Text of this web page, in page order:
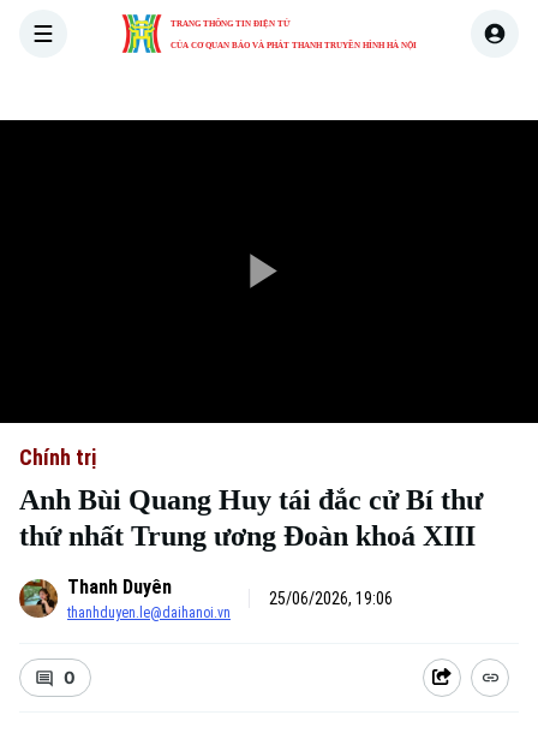
TRANG THÔNG TIN ĐIỆN TỬ
CỦA CƠ QUAN BÁO VÀ PHÁT THANH TRUYỀN HÌNH HÀ NỘI
Chính trị
Anh Bùi Quang Huy tái đắc cử Bí thư
thứ nhất Trung ương Đoàn khoá XIII
Thanh Duyên
thanhduyen.le@daihanoi.vn
25/06/2026, 19:06
0